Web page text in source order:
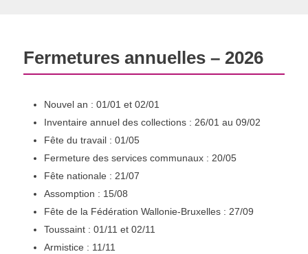
Fermetures annuelles – 2026
Nouvel an : 01/01 et 02/01
Inventaire annuel des collections : 26/01 au 09/02
Fête du travail : 01/05
Fermeture des services communaux : 20/05
Fête nationale : 21/07
Assomption : 15/08
Fête de la Fédération Wallonie-Bruxelles : 27/09
Toussaint : 01/11 et 02/11
Armistice : 11/11